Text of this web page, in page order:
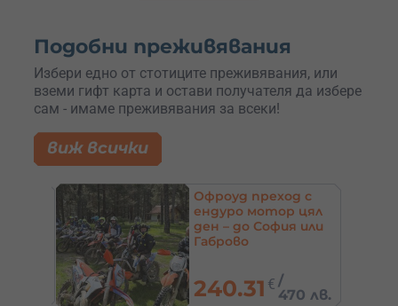
Подобни преживявания
Избери едно от стотиците преживявания, или
вземи гифт карта и остави получателя да избере
сам - имаме преживявания за всеки!
виж всички
Тур в Родопите с
луксозен джип за 4-
ма – пещери, езера и
минерални бани
245.42€/
480 лв.